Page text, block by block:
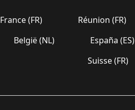
France (FR) Réunion (FR)
België (NL)
España (ES)
Suisse (FR)